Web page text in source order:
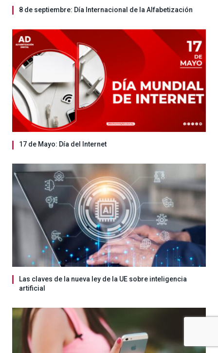
8 de septiembre: Día Internacional de la Alfabetización
17 de Mayo: Día del Internet
Las claves de la nueva ley de la UE sobre inteligencia
artificial